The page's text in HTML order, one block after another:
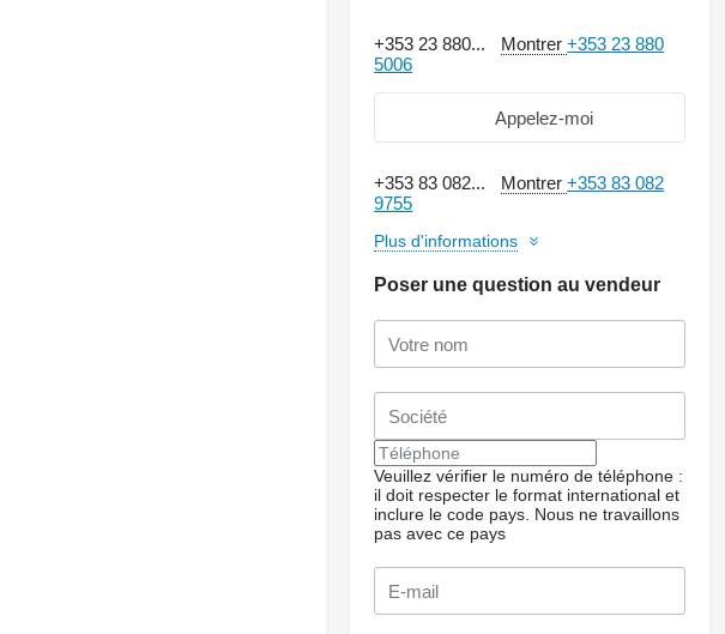
+353 23 880... Montrer+353 23 880
5006
Appelez-moi
+353 83 082... Montrer+353 83 082
9755
Plus d'informations
Poser une question au vendeur
Veuillez vérifier le numéro de téléphone :
il doit respecter le format international et
inclure le code pays. Nous ne travaillons
pas avec ce pays